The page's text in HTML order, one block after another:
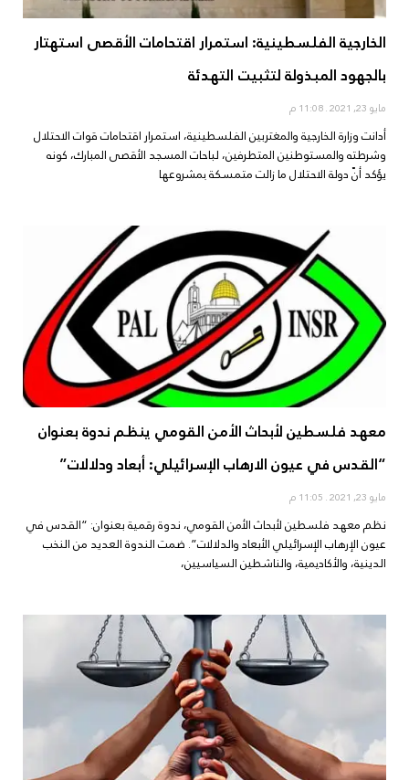
الخارجية الفلسطينية: استمرار اقتحامات الأقصى استهتار
بالجهود المبذولة لتثبيت التهدئة
مايو 23, 2021
أدانت وزارة الخارجية والمغتربين الفلسطينية، استمرار اقتحامات قوات الاحتلال
وشرطته والمستوطنين المتطرفين، لباحات المسجد الأقصى المبارك، كونه
يؤكد أنّ دولة الاحتلال ما زالت متمسكة بمشروعها
معهد فلسطين لأبحاث الأمن القومي ينظم ندوة بعنوان
“القدس في عيون الارهاب الإسرائيلي: أبعاد ودلالات”
مايو 23, 2021
نظم معهد فلسطين لأبحاث الأمن القومي، ندوة رقمية بعنوان: “القدس في
عيون الإرهاب الإسرائيلي الأبعاد والدلالات”. ضمت الندوة العديد من النخب
الدينية، والأكاديمية، والناشطين السياسيين،